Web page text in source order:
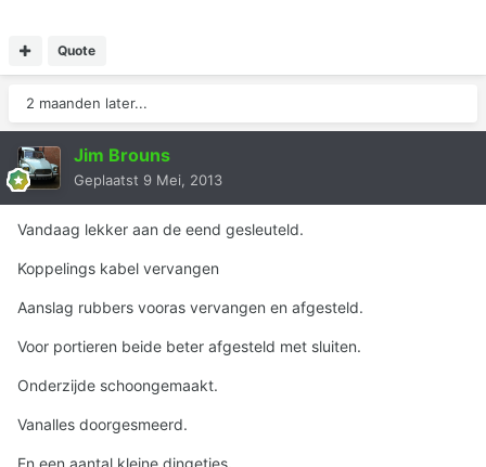
Quote
2 maanden later...
Jim Brouns
Geplaatst 9 Mei, 2013
Vandaag lekker aan de eend gesleuteld.
Koppelings kabel vervangen
Aanslag rubbers vooras vervangen en afgesteld.
Voor portieren beide beter afgesteld met sluiten.
Onderzijde schoongemaakt.
Vanalles doorgesmeerd.